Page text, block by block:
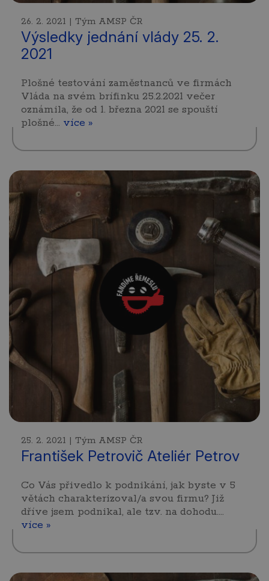
26. 2. 2021 | Tým AMSP ČR
Výsledky jednání vlády 25. 2.
2021
Plošné testování zaměstnanců ve firmách
Vláda na svém brífinku 25.2.2021 večer
oznámila, že od 1. března 2021 se spouští
plošné… více »
25. 2. 2021 | Tým AMSP ČR
František Petrovič Ateliér Petrov
Co Vás přivedlo k podnikání, jak byste v 5
větách charakterizoval/a svou firmu? Již
dříve jsem podnikal, ale tzv. na dohodu.…
více »